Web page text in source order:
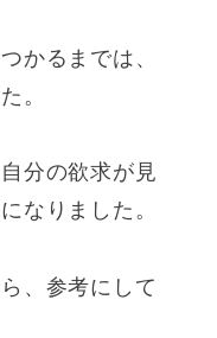
かるまでは、
。
分の欲求が見
なりました。
、参考にして